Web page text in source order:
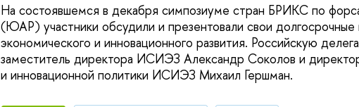
На состоявшемся в декабря cимпозиуме стран БРИКС по
(ЮАР) участники обсудили и презентовали свои долгосрочные
экономического и инновационного развития. Российскую
заместитель директора ИСИЭЗ Александр Соколов и
и инновационной политики ИСИЭЗ Михаил Гершман.